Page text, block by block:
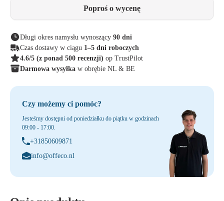
Poproś o wycenę
Długi okres namysłu wynoszący 90 dni
Czas dostawy w ciągu 1–5 dni roboczych
4.6/5 (z ponad 500 recenzji) op TrustPilot
Darmowa wysyłka w obrębie NL & BE
Czy możemy ci pomóc?
Jesteśmy dostępni od poniedziałku do piątku w godzinach
09:00 - 17:00.
+31850609871
info@offeco.nl